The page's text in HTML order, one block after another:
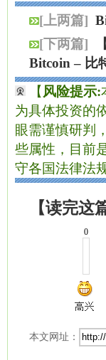
[上两篇]
[下两篇]
Bitcoin – 比
【 风险提示:
为具体投资的
眼需谨慎研判
些属性，目前
守各国法律法
【读完这
0
本文网址：